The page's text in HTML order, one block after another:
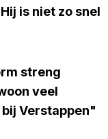
is niet zo snel
streng
veel
Verstappen"